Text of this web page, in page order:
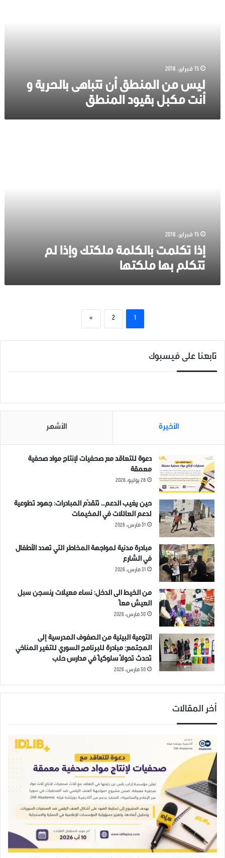
المنطق
15 فبراير، 2018
ليس من المنطق أن تتباهى بالحرية و
أنت مكبل بقيود المنطق
15 فبراير، 2018
إذا تكلمت بالكلمة ملكتك وإذا لم
تتكلم بها ملكتها
1
2
»
تابعنا على فيسبوك
الأخيرة الأشهر
دعوة للتعاقد مع صحفيات لإنتاج مواد صحفية
معمقة
28 يوليو، 2026
حين يغيب الدعم… تتقدّم المبادرات: جهود تطوعية
لدعم العائلات في المخيمات
31 مارس، 2026
مبادرة مدنية لمواجهة المخاطر التي تهدد الأطفال
في الشارع
31 مارس، 2026
من الخيط الى الدخل: نساء معيلات ينسجن سبل
العيش معاً
30 مارس، 2026
التوعية البيئية من الصفوف المدرسية إلى
المجتمع: مبادرة للبرنامج السوري للتغير المناخي
تُحدث تحولاً سلوكياً في مدارس حلب
30 مارس، 2026
أخر المقالات